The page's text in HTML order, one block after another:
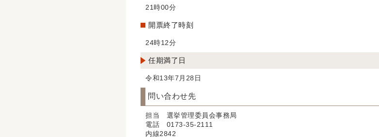
21時00分
開票終了時刻
24時12分
任期満了日
令和13年7月28日
問い合わせ先
担当 選挙管理委員会事務局
電話 0173-35-2111
内線2842